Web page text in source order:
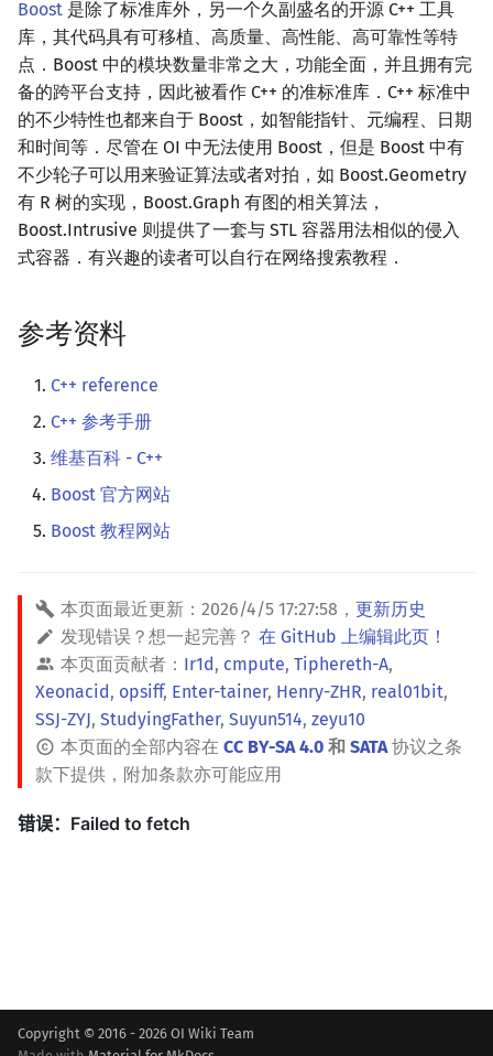
Powerful Number 筛
Min_25 筛
洲阁筛
类欧几里德算法
Meissel–Lehmer 算法
Prüfer 序列
矩阵树定理
LGV 引理
最大团搜索算法
支配树
Boost 是除了标准库外，另一个久副盛名的开源 C++ 工具
库，其代码具有可移植、高质量、高性能、高可靠性等特
点．Boost 中的模块数量非常之大，功能全面，并且拥有完
备的跨平台支持，因此被看作 C++ 的准标准库．C++ 标准中
的不少特性也都来自于 Boost，如智能指针、元编程、日期
和时间等．尽管在 OI 中无法使用 Boost，但是 Boost 中有
不少轮子可以用来验证算法或者对拍，如 Boost.Geometry
有 R 树的实现，Boost.Graph 有图的相关算法，
Boost.Intrusive 则提供了一套与 STL 容器用法相似的侵入
式容器．有兴趣的读者可以自行在网络搜索教程．
参考资料
C++ reference
C++ 参考手册
维基百科 - C++
Boost 官方网站
Boost 教程网站
本页面最近更新： 2026/4/5 17:27:58 ， 更新历史
发现错误？想一起完善？ 在 GitHub 上编辑此页！
本页面贡献者： Ir1d, cmpute, Tiphereth-A,
Xeonacid, opsiff, Enter-tainer, Henry-ZHR, real01bit,
SSJ-ZYJ, StudyingFather, Suyun514, zeyu10
本页面的全部内容在 CC BY-SA 4.0 和 SATA协议之条
款下提供，附加条款亦可能应用
Copyright © 2016 - 2026 OI Wiki Team